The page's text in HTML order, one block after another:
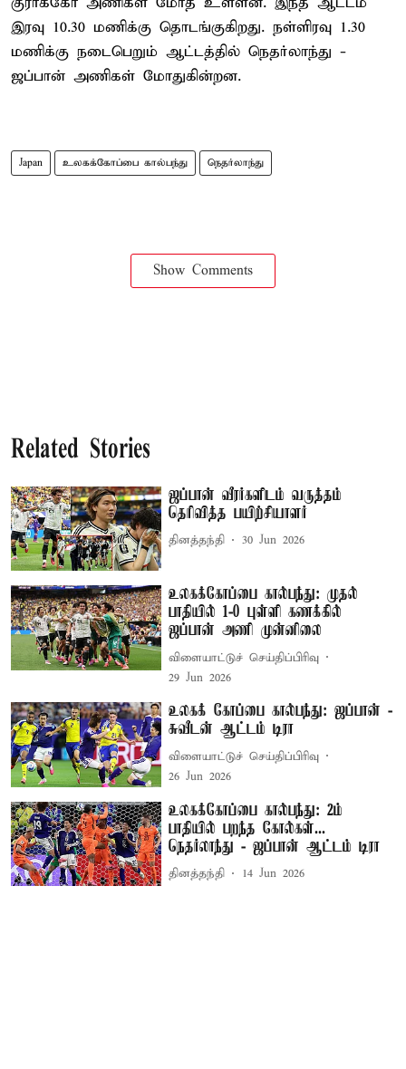
இரவு 10.30 மணிக்கு தொடங்குகிறது. நள்ளிரவு 1.30
மணிக்கு நடைபெறும் ஆட்டத்தில் நெதர்லாந்து -
ஜப்பான் அணிகள் மோதுகின்றன.
Japan உலகக்கோப்பை கால்பந்து நெதர்லாந்து
Show Comments
Related Stories
ஜப்பான் வீரர்களிடம் வருத்தம்
தெரிவித்த பயிற்சியாளர்
தினத்தந்தி 30 Jun 2026
உலகக்கோப்பை கால்பந்து: முதல்
பாதியில் 1-0 புள்ளி கணக்கில்
ஜப்பான் அணி முன்னிலை
விளையாட்டுச் செய்திப்பிரிவு
29 Jun 2026
உலகக் கோப்பை கால்பந்து: ஜப்பான் -
சுவீடன் ஆட்டம் டிரா
விளையாட்டுச் செய்திப்பிரிவு
26 Jun 2026
உலகக்கோப்பை கால்பந்து: 2ம்
பாதியில் பறந்த கோல்கள்...
நெதர்லாந்து - ஜப்பான் ஆட்டம் டிரா
தினத்தந்தி 14 Jun 2026